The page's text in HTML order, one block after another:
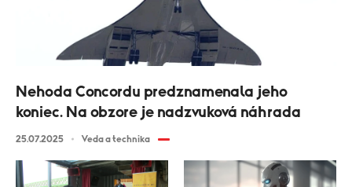
Nehoda Concordu predznamenala jeho
koniec. Na obzore je nadzvuková náhrada
25.07.2025 Veda a technika